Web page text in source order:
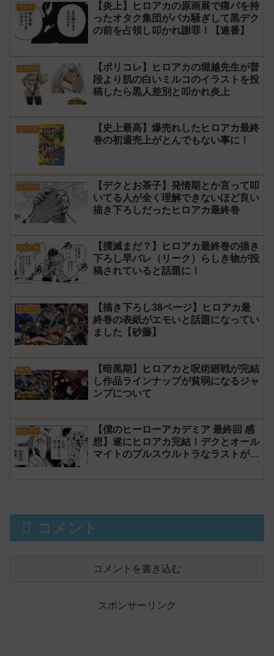
アニメ
【炎上】ヒロアカの原画展で痛バを持
ったオタク集団がバカ騒ぎして黒デク
の前を占領し叩かれ謝罪！【連番】
ヒロアカ
【ポリコレ】ヒロアカの堀越先生が普
段より肌の白いミルコのイラストを投
稿したら黒人差別と叩かれ炎上
ヒロアカ
【史上最高】爆売れしたヒロアカ最終
巻の初週売上がとんでもない事に！
ヒロアカ
【デクとお茶子】発情期とか言って叩
いてる人が全く理解できないほど良い
描き下ろしだったヒロアカ最終巻
ヒロアカ
【撲滅まだ？】ヒロアカ最終巻の描き
下ろし早バレ（リーク）らしき物が投
稿されていると話題に！
ヒロアカ
【描き下ろし38ページ】ヒロアカ最
終巻の表紙がエモいと話題になってい
ました【砂藤】
H×H
【暗黒期】ヒロアカと呪術廻戦が完結
し作品ラインナップが貧弱になるジャ
ンプについて
ヒロアカ
【僕のヒーローアカデミア 最終回 感
想】遂にヒロアカ完結！デクとオール
マイトのプルスウルトラなラストが素
コメント
コメントを書き込む
スポンサーリンク